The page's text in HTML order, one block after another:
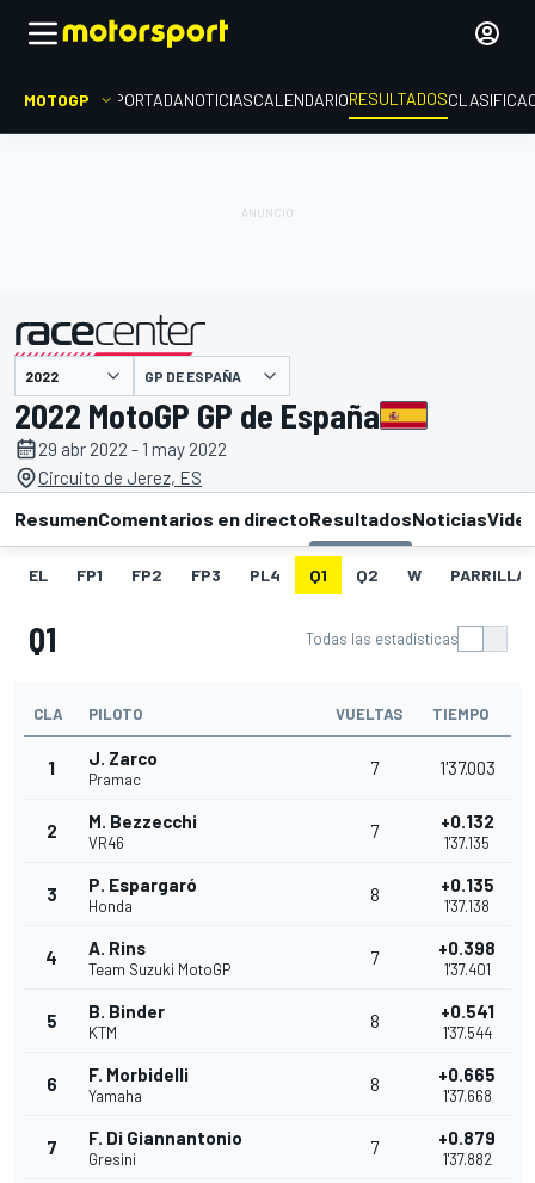
MOTOGP PORTADANOTICIASCALENDARIORESULTADOS
presentado por GP DE ESPAÑA
2022 MotoGP GP de España
29 abr 2022 - 1 may 2022
Circuito de Jerez, ES
ResumenComentarios en directoResultadosNoticias
EL FP1 FP2 FP3 PL4 Q1 Q2 W PARRILLA
Q1 Todas las estadísticas
CLA PILOTO VUELTAS TIEMPO
1 J. Zarco
Pramac
7 1'37.003
2 M. Bezzecchi
VR46
7 +0.132
1'37.135
3 P. Espargaró
Honda
8 +0.135
1'37.138
4 A. Rins
Team Suzuki MotoGP
7 +0.398
1'37.401
5 B. Binder
KTM
8 +0.541
1'37.544
6 F. Morbidelli
Yamaha
8 +0.665
1'37.668
7 F. Di Giannantonio
Gresini
7 +0.879
1'37.882